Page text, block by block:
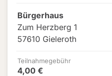
Bürgerhaus
Zum Herzberg 1
57610 Gieleroth
Teilnahmegebühr
4,00 €